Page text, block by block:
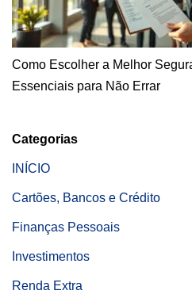
Como Escolher a Melhor
Essenciais para Não Errar
Categorias
INÍCIO
Cartões, Bancos e Crédito
Finanças Pessoais
Investimentos
Renda Extra